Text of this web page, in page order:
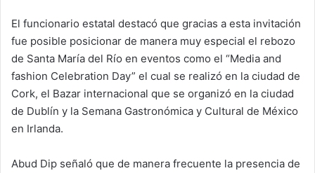
El funcionario estatal destacó que gracias a esta invitación
fue posible posicionar de manera muy especial el rebozo
de Santa María del Río en eventos como el “Media and
fashion Celebration Day” el cual se realizó en la ciudad de
Cork, el Bazar internacional que se organizó en la ciudad
de Dublín y la Semana Gastronómica y Cultural de México
en Irlanda.
Abud Dip señaló que de manera frecuente la presencia de